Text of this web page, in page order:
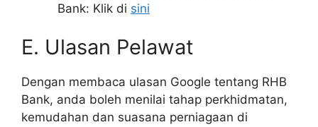
Bank: Klik di sini
E. Ulasan Pelawat
Dengan membaca ulasan Google tentang RHB
Bank, anda boleh menilai tahap perkhidmatan,
kemudahan dan suasana perniagaan di